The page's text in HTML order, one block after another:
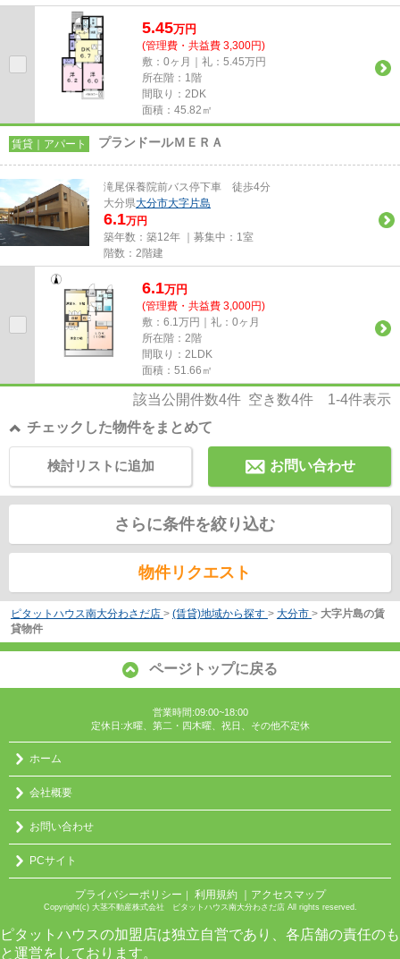
5.45万円
(管理費・共益費 3,300円)
敷：0ヶ月｜礼：5.45万円
所在階：1階
間取り：2DK
面積：45.82㎡
賃貸｜アパート プランドールＭＥＲＡ
滝尾保養院前バス停下車 徒歩4分
大分県大分市大字片島
6.1万円
築年数：築12年 ｜募集中： 1室
階数：2階建
6.1万円
(管理費・共益費 3,000円)
敷：6.1万円｜礼：0ヶ月
所在階：2階
間取り：2LDK
面積：51.66㎡
該当公開件数4件 空き数4件 1-4件表示
チェックした物件をまとめて
お問い合わせ
検討リストに追加
さらに条件を絞り込む
物件リクエスト
ピタットハウス南大分わさだ店 > (賃貸)地域から探す > 大分市 > 大字片島の賃
貸物件
ページトップに戻る
営業時間:09:00~18:00
定休日:水曜、第二・四木曜、祝日、その他不定休
ホーム
会社概要
お問い合わせ
PCサイト
プライバシーポリシー ｜ 利用規約 ｜アクセスマップ
Copyright(c) 大茎不動産株式会社 ピタットハウス南大分わさだ店 All rights reserved.
ピタットハウスの加盟店は独立自営であり、各店舗の責任のも
と運営をしております。